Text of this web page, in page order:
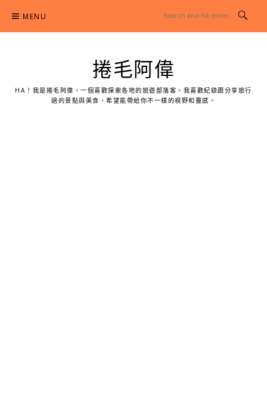
content
MENU
捲毛阿偉
HA！我是捲毛阿偉，一個喜歡探索各地的旅遊部落客。我喜歡紀錄跟分享旅行
過的景點與美食，希望能帶給你不一樣的視野和靈感。